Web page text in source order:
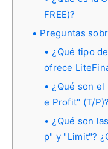
FREE)?
Preguntas
¿Qué tipo
ofrece
¿Qué son el
e Profit" (T/P)?
¿Qué son
p" y "Limit"?